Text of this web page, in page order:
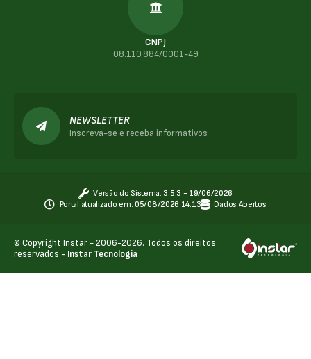
NEWSLETTER
Inscreva-se e receba informativos
CNPJ
08.110.884/0001-49
Versão do Sistema: 3.5.3 - 19/06/2026
Portal atualizado em:05/08/2026 14:13 Dados Abertos
© Copyright Instar - 2006-2026. Todos os direitos
reservados - Instar Tecnologia